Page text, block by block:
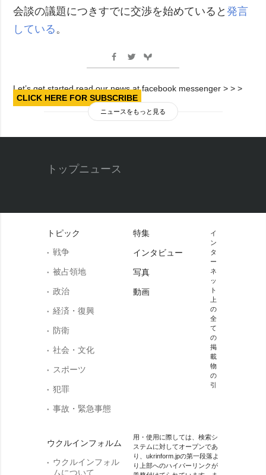
会談の議題につきすでに交渉を始めていると発言
している 。
Let’s get started read our news at facebook messenger > > >
CLICK HERE FOR SUBSCRIBE
ニュースをもっと見る
トップニュース
トピック
戦争
被占領地
政治
経済・復興
防衛
社会・文化
スポーツ
犯罪
事故・緊急事態
ウクルインフォルム
ウクルインフォル
ムについて
特集
インタビュー
写真
動画
イ
ン
タ
ー
ネ
ッ
ト
上
の
全
て
の
掲
載
物
の
引
用・使用に際しては、検索シ
ステムに対してオープンであ
り、ukrinform.jpの第一段落よ
り上部へのハイパーリンクが